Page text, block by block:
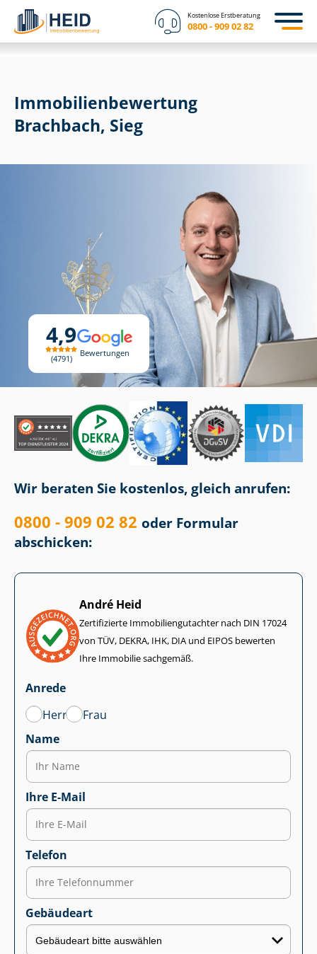
Kostenlose Erstberatung
0800 - 909 02 82
4,9
4791
Bewertungen
Immobilien­bewertung
Brachbach, Sieg
Wir beraten Sie kostenlos, gleich anrufen:
0800 - 909 02 82 oder Formular
abschicken:
André Heid
Zertifizierte Im­mo­bi­li­en­gut­ach­ter nach DIN 17024
von TÜV, DEKRA, IHK, DIA und EIPOS bewerten
Ihre Immobilie sachgemäß.
Anrede
Herr
Frau
Name
Ihre E-Mail
Telefon
Gebäudeart